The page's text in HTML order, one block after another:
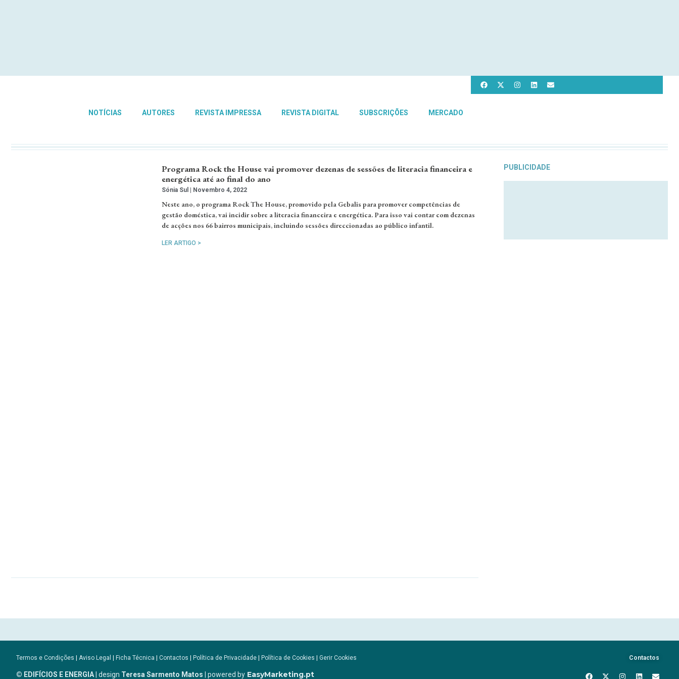
NOTÍCIAS AUTORES REVISTA IMPRESSA REVISTA DIGITAL SUBSCRIÇÕES MERCADO
Programa Rock the House vai promover dezenas de sessões de literacia financeira e
energética até ao final do ano
Sónia Sul Novembro 4, 2022
Neste ano, o programa Rock The House, promovido pela Gebalis para promover competências de
gestão doméstica, vai incidir sobre a literacia financeira e energética. Para isso vai contar com dezenas
de acções nos 66 bairros municipais, incluindo sessões direccionadas ao público infantil.
LER ARTIGO >
PUBLICIDADE
Termos e Condições | Aviso Legal | Ficha Técnica | Contactos | Política de Privacidade | Política de Cookies | Gerir Cookies
© EDIFÍCIOS E ENERGIA| design Teresa Sarmento Matos | powered by EasyMarketing.pt
Contactos